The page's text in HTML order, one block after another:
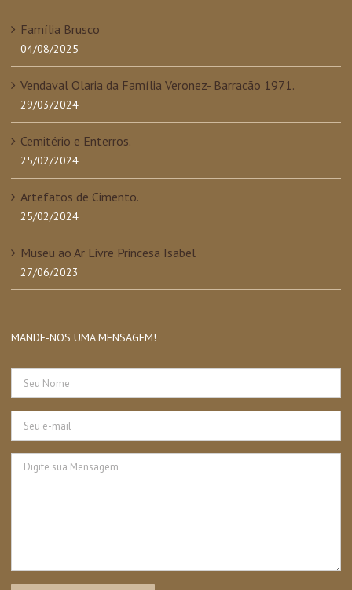
Família Brusco
04/08/2025
Vendaval Olaria da Família Veronez- Barracão 1971.
29/03/2024
Cemitério e Enterros.
25/02/2024
Artefatos de Cimento.
25/02/2024
Museu ao Ar Livre Princesa Isabel
27/06/2023
MANDE-NOS UMA MENSAGEM!